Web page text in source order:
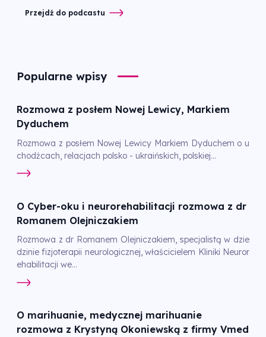
Przejdź do podcastu
Popularne wpisy
Rozmowa z posłem Nowej Lewicy, Markiem
Dyduchem
Rozmowa z posłem Nowej Lewicy Markiem Dyduchem o u
chodźcach, relacjach polsko - ukraińskich, polskiej...
O Cyber-oku i neurorehabilitacji rozmowa z dr
Romanem Olejniczakiem
Rozmowa z dr Romanem Olejniczakiem, specjalistą w dzie
dzinie fizjoterapii neurologicznej, właścicielem Kliniki Neuror
ehabilitacji we...
O marihuanie, medycznej marihuanie
rozmowa z Krystyną Okoniewską z firmy Vmed